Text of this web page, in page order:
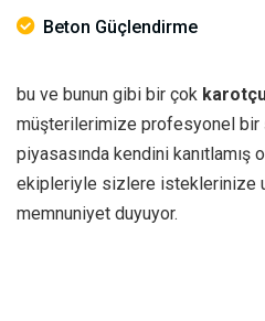
Beton Güçlendirme
bu ve bunun gibi bir çok
müşterilerimize profesyonel bir
piyasasında kendini
ekipleriyle sizlere isteklerinize
memnuniyet duyuyor.